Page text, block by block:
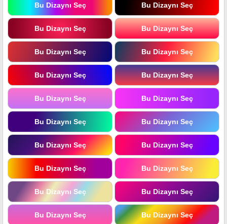
Bu Dizaynı Seç Bu Dizaynı Seç
Bu Dizaynı Seç Bu Dizaynı Seç
Bu Dizaynı Seç Bu Dizaynı Seç
Bu Dizaynı Seç Bu Dizaynı Seç
Bu Dizaynı Seç Bu Dizaynı Seç
Bu Dizaynı Seç Bu Dizaynı Seç
Bu Dizaynı Seç Bu Dizaynı Seç
Bu Dizaynı Seç Bu Dizaynı Seç
Bu Dizaynı Seç Bu Dizaynı Seç
Bu Dizaynı Seç Bu Dizaynı Seç